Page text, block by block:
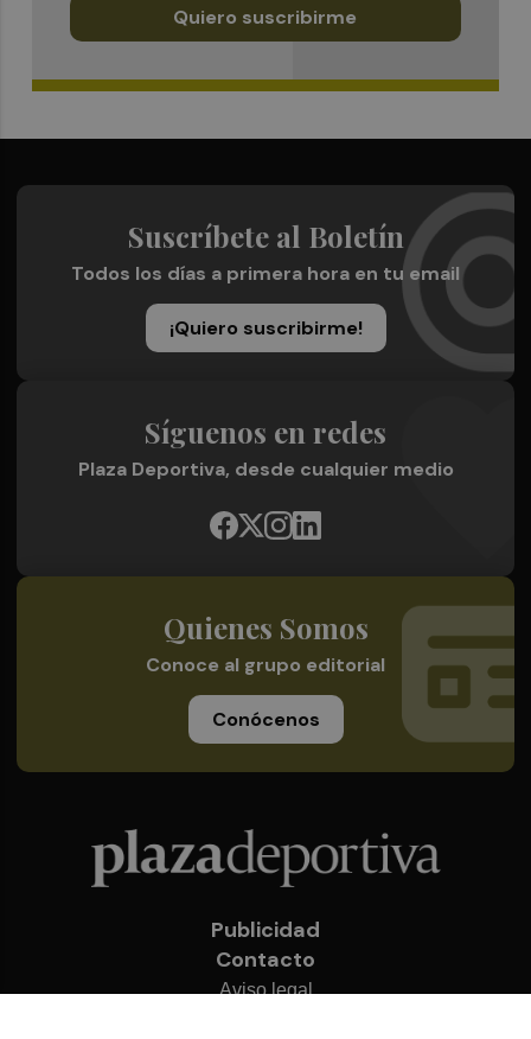
Quiero suscribirme
Suscríbete al Boletín
Todos los días a primera hora en tu email
¡Quiero suscribirme!
Síguenos en redes
Plaza Deportiva, desde cualquier medio
Quienes Somos
Conoce al grupo editorial
Conócenos
Publicidad
Contacto
Aviso legal